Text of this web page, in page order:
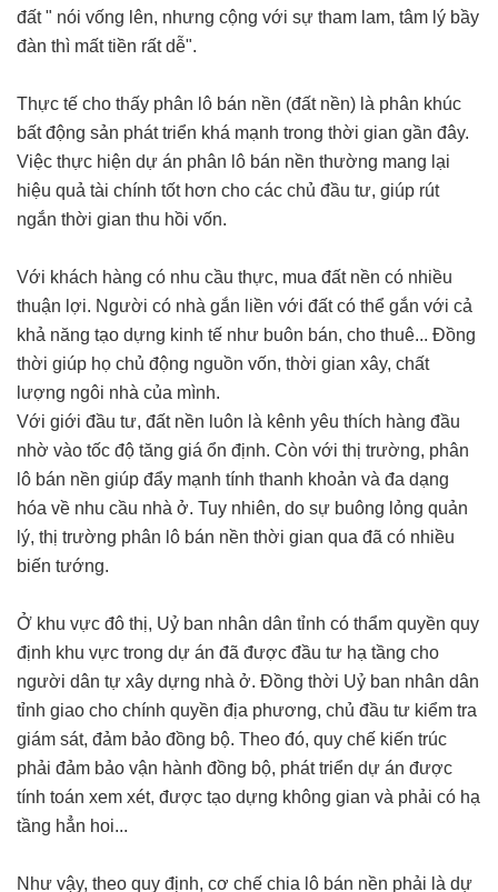
đất " nói vống lên, nhưng cộng với sự tham lam, tâm lý bầy
đàn thì mất tiền rất dễ".
Thực tế cho thấy phân lô bán nền (đất nền) là phân khúc
bất động sản phát triển khá mạnh trong thời gian gần đây.
Việc thực hiện dự án phân lô bán nền thường mang lại
hiệu quả tài chính tốt hơn cho các chủ đầu tư, giúp rút
ngắn thời gian thu hồi vốn.
Với khách hàng có nhu cầu thực, mua đất nền có nhiều
thuận lợi. Người có nhà gắn liền với đất có thể gắn với cả
khả năng tạo dựng kinh tế như buôn bán, cho thuê... Đồng
thời giúp họ chủ động nguồn vốn, thời gian xây, chất
lượng ngôi nhà của mình.
Với giới đầu tư, đất nền luôn là kênh yêu thích hàng đầu
nhờ vào tốc độ tăng giá ổn định. Còn với thị trường, phân
lô bán nền giúp đẩy mạnh tính thanh khoản và đa dạng
hóa về nhu cầu nhà ở. Tuy nhiên, do sự buông lỏng quản
lý, thị trường phân lô bán nền thời gian qua đã có nhiều
biến tướng.
Ở khu vực đô thị, Uỷ ban nhân dân tỉnh có thẩm quyền quy
định khu vực trong dự án đã được đầu tư hạ tầng cho
người dân tự xây dựng nhà ở. Đồng thời Uỷ ban nhân dân
tỉnh giao cho chính quyền địa phương, chủ đầu tư kiểm tra
giám sát, đảm bảo đồng bộ. Theo đó, quy chế kiến trúc
phải đảm bảo vận hành đồng bộ, phát triển dự án được
tính toán xem xét, được tạo dựng không gian và phải có hạ
tầng hẳn hoi...
Như vậy, theo quy định, cơ chế chia lô bán nền phải là dự